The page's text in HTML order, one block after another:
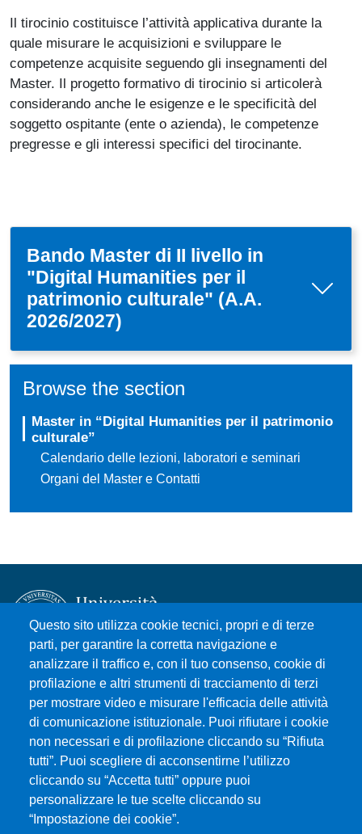
Il tirocinio costituisce l’attività applicativa durante la
quale misurare le acquisizioni e sviluppare le
competenze acquisite seguendo gli insegnamenti del
Master. Il progetto formativo di tirocinio si articolerà
considerando anche le esigenze e le specificità del
soggetto ospitante (ente o azienda), le competenze
pregresse e gli interessi specifici del tirocinante.
Bando Master di II livello in
"Digital Humanities per il
patrimonio culturale" (A.A.
2026/2027)
Browse the section
Master in “Digital Humanities per il patrimonio
culturale”
Calendario delle lezioni, laboratori e seminari
Organi del Master e Contatti
Questo sito utilizza cookie tecnici, propri e di terze
parti, per garantire la corretta navigazione e
analizzare il traffico e, con il tuo consenso, cookie di
profilazione e altri strumenti di tracciamento di terzi
per mostrare video e misurare l'efficacia delle attività
di comunicazione istituzionale. Puoi rifiutare i cookie
non necessari e di profilazione cliccando su “Rifiuta
tutti”. Puoi scegliere di acconsentirne l’utilizzo
cliccando su “Accetta tutti” oppure puoi
personalizzare le tue scelte cliccando su
“Impostazione dei cookie”.
Università degli Studi di Messina
Piazza Pugliatti, 1 - 98122 Messina
Cod. Fiscale 80004070837
P.IVA 00724160833
Centralino: 090 676 1
MENÙ SOCIAL